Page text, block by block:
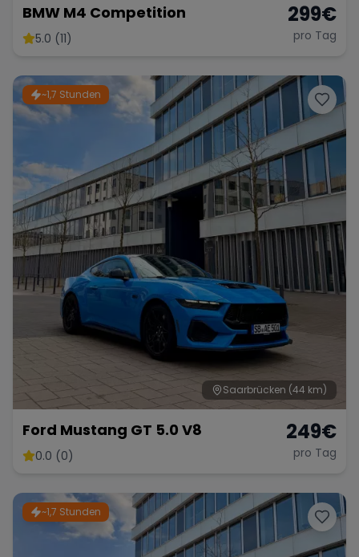
BMW M4 Competition
5.0 (11)
299€
pro Tag
~1,7 Stunden
Saarbrücken (44 km)
Ford Mustang GT 5.0 V8
0.0 (0)
249€
pro Tag
~1,7 Stunden